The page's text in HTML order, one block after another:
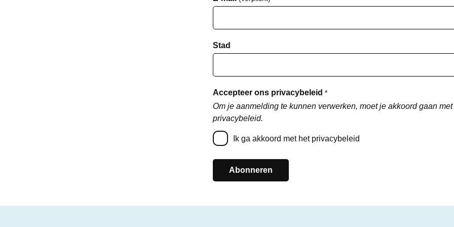
Stad
Accepteer ons privacybeleid *
Om je aanmelding te kunnen verwerken, moet je akkoord gaan met
privacybeleid.
Ik ga akkoord met het privacybeleid
Abonneren